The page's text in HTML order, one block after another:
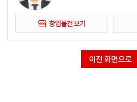
창업물건 보기
이전 화면으로